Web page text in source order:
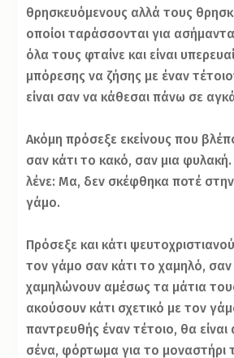
θρησκευόμενους αλλά τους
οποίοι ταράσσονται για
όλα τους φταίνε και είναι
μπόρεσης να ζήσης με έναν
είναι σαν να κάθεσαι πάνω σε
Ακόμη πρόσεξε εκείνους που
σαν κάτι το κακό, σαν μια φυλακή.
λένε: Μα, δεν σκέφθηκα ποτέ
γάμο.
Πρόσεξε και κάτι
τον γάμο σαν κάτι το χαμηλό,
χαμηλώνουν αμέσως τα μάτια
ακούσουν κάτι σχετικό με τον
παντρευθής έναν τέτοιο, θα είναι
σένα, φόρτωμα για το μοναστήρι